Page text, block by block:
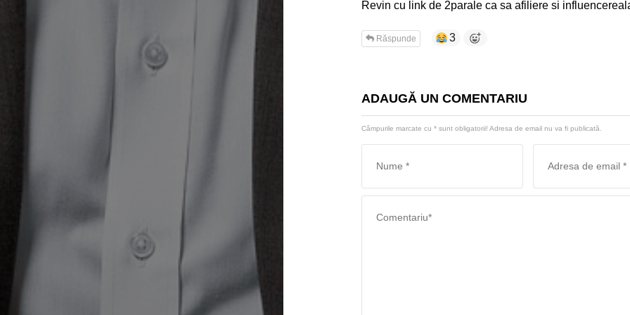
Revin cu link de 2parale ca sa afiliere si
3
Răspunde
ADAUGĂ UN COMENTARIU
Câmpurile marcate cu *sunt obligatorii! Adresa de email nu va fi publicată.